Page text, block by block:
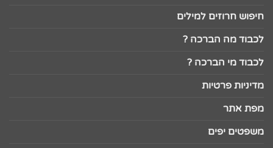
חיפוש חרוזים למילים
לכבוד מה הברכה ?
לכבוד מי הברכה ?
מדיניות פרטיות
מפת אתר
משפטים יפים